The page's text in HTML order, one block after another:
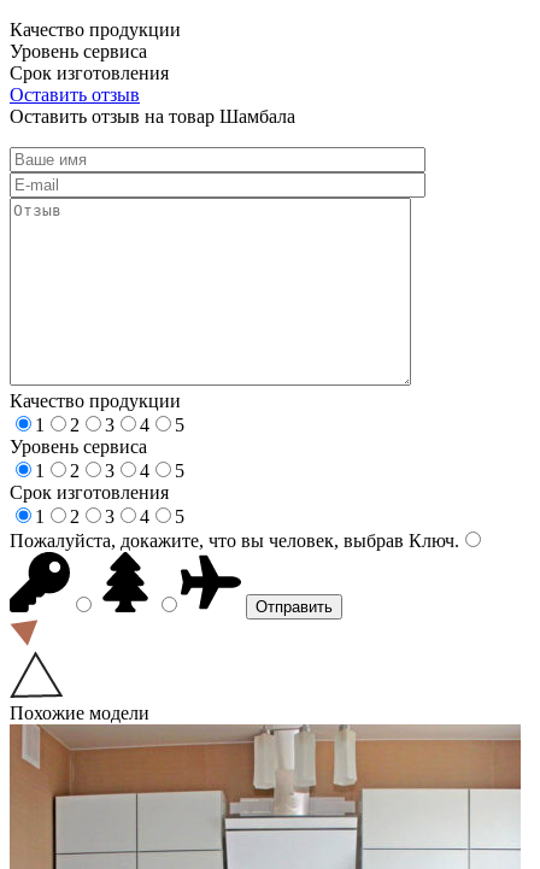
Качество продукции
Уровень сервиса
Срок изготовления
Оставить отзыв
Оставить отзыв на товар Шамбала
Качество продукции
1
2 3 4
5
Уровень сервиса
1
2 3 4
5
Срок изготовления
1
2 3 4
5
Пожалуйста, докажите, что вы человек, выбрав Ключ.
Похожие модели